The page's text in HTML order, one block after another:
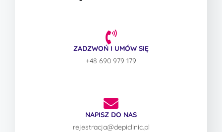
ZADZWOŃ I UMÓW SIĘ
+48 690 979 179
NAPISZ DO NAS
rejestracja@depiclinic.pl